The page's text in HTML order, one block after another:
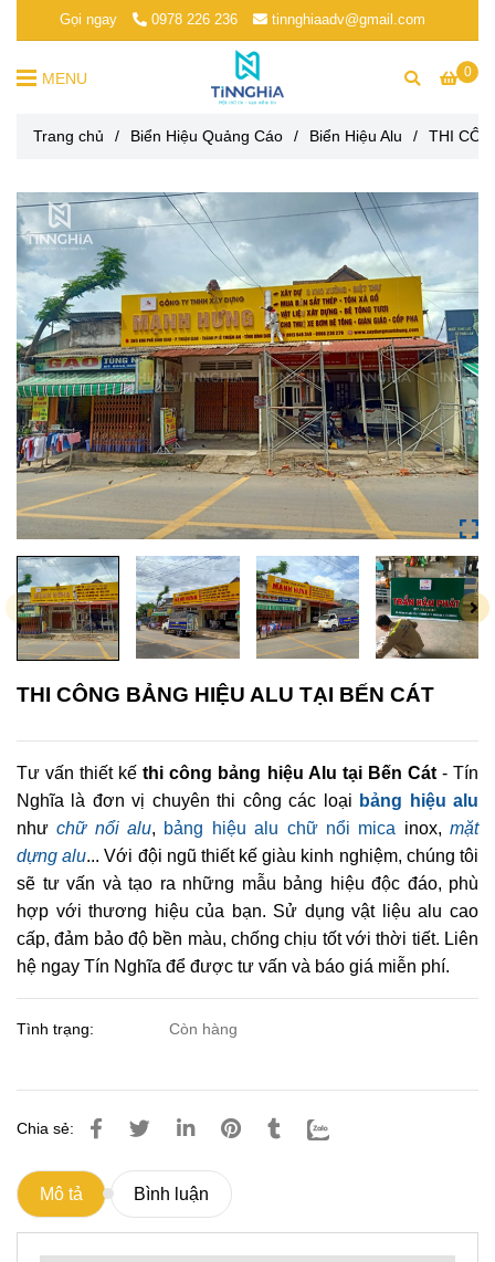
Gọi ngay 0978 226 236 tinnghiaadv@gmail.com
0
MENU
Trang chủ / Biển Hiệu Quảng Cáo / Biển Hiệu Alu / THI
THI CÔNG BẢNG HIỆU ALU TẠI BẾN CÁT
Tư vấn thiết kếthi công bảng hiệu Alu tại Bến Cát- Tín
Nghĩa là đơn vị chuyên thi công các loại bảng hiệu alu
nhưchữ nổi alu, bảng hiệu alu chữ nổi mica inox,mặt
dựng alu... Với đội ngũ thiết kế giàu kinh nghiệm, chúng tôi
sẽ tư vấn và tạo ra những mẫu bảng hiệu độc đáo, phù
hợp với thương hiệu của bạn. Sử dụng vật liệu alu cao
cấp, đảm bảo độ bền màu, chống chịu tốt với thời tiết. Liên
hệ ngay Tín Nghĩa để được tư vấn và báo giá miễn phí.
Tình trạng: Còn hàng
Chia sẻ:
Mô tả Bình luận